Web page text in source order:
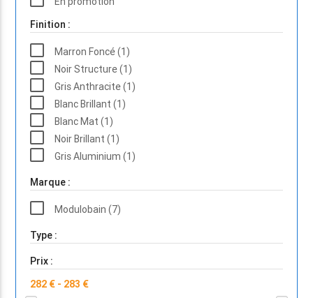
Finition :
Marron Foncé (1)
Noir Structure (1)
Gris Anthracite (1)
Blanc Brillant (1)
Blanc Mat (1)
Noir Brillant (1)
Gris Aluminium (1)
Marque :
Modulobain (7)
Type :
Prix :